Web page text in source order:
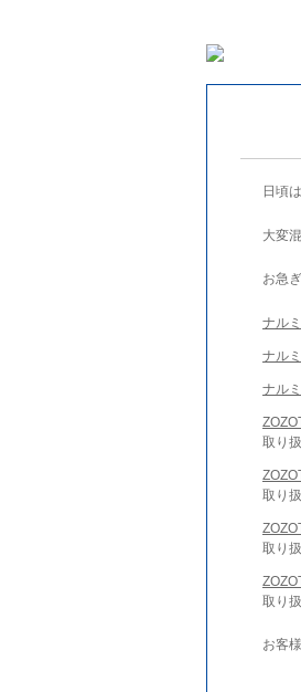
日頃
大変
お急
ナル
ナル
ナル
取り
取り
取り
取り
お客